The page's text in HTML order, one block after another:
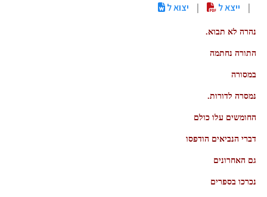
|
ייצא ל | יצוא ל
נהרה לא תבוא.
התורה נחתמה
במסורה
נמסרה לדורות.
החומשים עלו כולם
דברי הנביאים הודפסו
גם האחרונים
נכרכו בספרים